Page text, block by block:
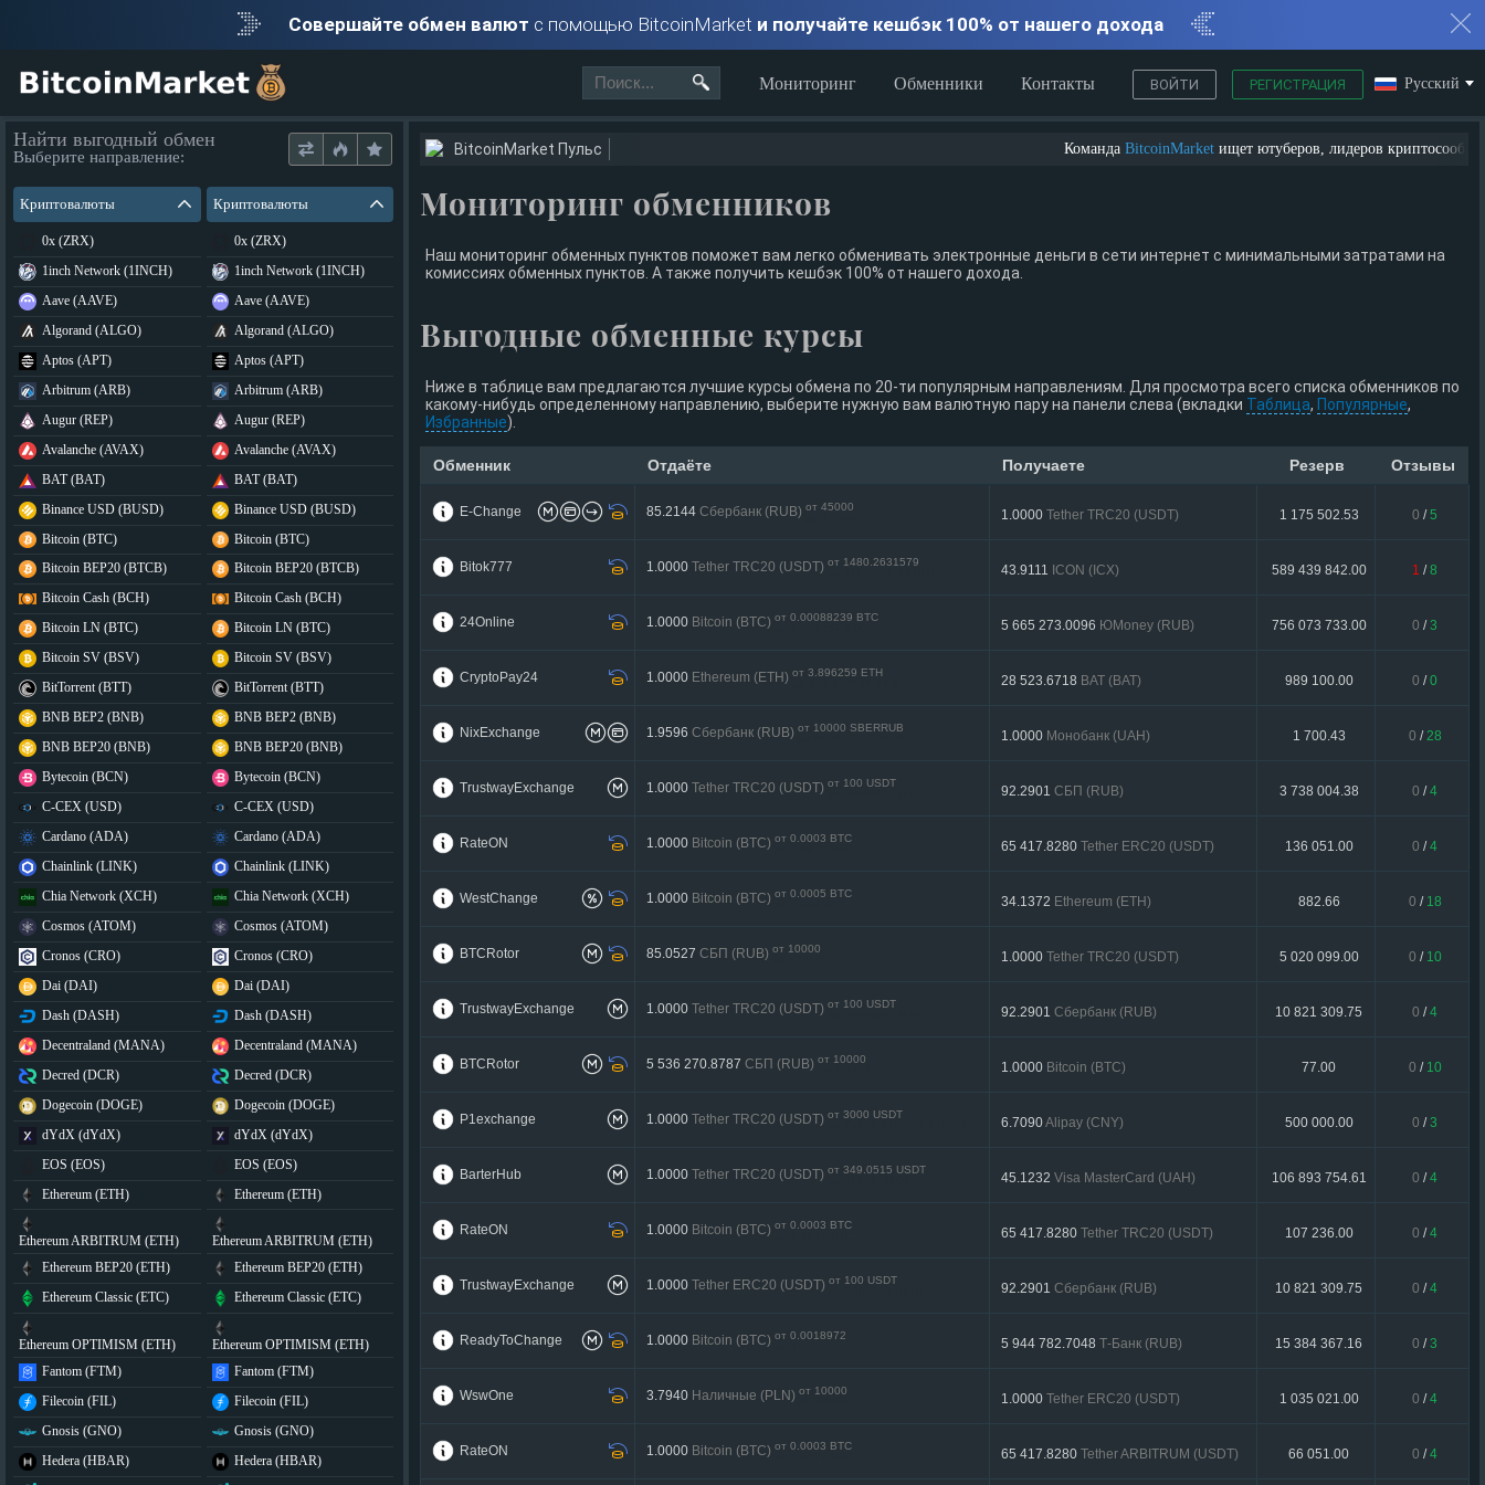
Совершайте обмен валют с помощью BitcoinMarket и получайте кешбэк 100% от нашего дохода
Русский
Мониторинг Обменники Контакты ВОЙТИ РЕГИСТРАЦИЯ
Найти выгодный обмен
Выберите направление:
Криптовалюты
0x (ZRX)
1inch Network (1INCH)
Aave (AAVE)
Algorand (ALGO)
Aptos (APT)
Arbitrum (ARB)
Augur (REP)
Avalanche (AVAX)
BAT (BAT)
Binance USD (BUSD)
Bitcoin (BTC)
Bitcoin BEP20 (BTCB)
Bitcoin Cash (BCH)
Bitcoin LN (BTC)
Bitcoin SV (BSV)
BitTorrent (BTT)
BNB BEP2 (BNB)
BNB BEP20 (BNB)
Bytecoin (BCN)
C-CEX (USD)
Cardano (ADA)
Chainlink (LINK)
Chia Network (XCH)
Cosmos (ATOM)
Cronos (CRO)
Dai (DAI)
Dash (DASH)
Decentraland (MANA)
Decred (DCR)
Dogecoin (DOGE)
dYdX (dYdX)
EOS (EOS)
Ethereum (ETH)
Ethereum ARBITRUM (ETH)
Ethereum BEP20 (ETH)
Ethereum Classic (ETC)
Ethereum OPTIMISM (ETH)
Fantom (FTM)
Filecoin (FIL)
Gnosis (GNO)
Hedera (HBAR)
Криптовалюты
0x (ZRX)
1inch Network (1INCH)
Aave (AAVE)
Algorand (ALGO)
Aptos (APT)
Arbitrum (ARB)
Augur (REP)
Avalanche (AVAX)
BAT (BAT)
Binance USD (BUSD)
Bitcoin (BTC)
Bitcoin BEP20 (BTCB)
Bitcoin Cash (BCH)
Bitcoin LN (BTC)
Bitcoin SV (BSV)
BitTorrent (BTT)
BNB BEP2 (BNB)
BNB BEP20 (BNB)
Bytecoin (BCN)
C-CEX (USD)
Cardano (ADA)
Chainlink (LINK)
Chia Network (XCH)
Cosmos (ATOM)
Cronos (CRO)
Dai (DAI)
Dash (DASH)
Decentraland (MANA)
Decred (DCR)
Dogecoin (DOGE)
dYdX (dYdX)
EOS (EOS)
Ethereum (ETH)
Ethereum ARBITRUM (ETH)
Ethereum BEP20 (ETH)
Ethereum Classic (ETC)
Ethereum OPTIMISM (ETH)
Fantom (FTM)
Filecoin (FIL)
Gnosis (GNO)
Hedera (HBAR)
BitcoinMarket Пульс КомандаBitcoinMarketищет ютуберов, лидеров
Мониторинг обменников
Наш мониторинг обменных пунктов поможет вам легко обменивать электронные деньги в сети интернет с минимальными затратами на
комиссиях обменных пунктов. А также получить кешбэк 100% от нашего дохода.
Выгодные обменные курсы
Ниже в таблице вам предлагаются лучшие курсы обмена по 20-ти популярным направлениям. Для просмотра всего списка обменников по
какому-нибудь определенному направлению, выберите нужную вам валютную пару на панели слева (вкладки Таблица, Популярные,
Избранные).
Обменник Отдаёте Получаете Резерв Отзывы
E-Change 85.2144 Сбербанк (RUB) от 45000
1.0000 Tether TRC20 (USDT) 1 175 502.53 0 /5
Bitok777 1.0000 Tether TRC20 (USDT) от 1480.2631579
43.9111 ICON (ICX) 589 439 842.00 1 /8
24Online 1.0000 Bitcoin (BTC) от 0.00088239 BTC
5 665 273.0096 ЮMoney (RUB) 756 073 733.00 0 /3
CryptoPay24 1.0000 Ethereum (ETH) от 3.896259 ETH
28 523.6718 BAT (BAT) 989 100.00 0 /0
NixExchange 1.9596 Сбербанк (RUB) от 10000 SBERRUB
1.0000 Монобанк (UAH) 1 700.43 0 /28
TrustwayExchange 1.0000 Tether TRC20 (USDT) от 100 USDT
92.2901 СБП (RUB) 3 738 004.38 0 /4
RateON 1.0000 Bitcoin (BTC) от 0.0003 BTC
65 417.8280 Tether ERC20 (USDT) 136 051.00 0 /4
WestChange 1.0000 Bitcoin (BTC) от 0.0005 BTC
34.1372 Ethereum (ETH) 882.66 0 / 18
BTCRotor 85.0527 СБП (RUB) от 10000
1.0000 Tether TRC20 (USDT) 5 020 099.00 0 / 10
TrustwayExchange 1.0000 Tether TRC20 (USDT) от 100 USDT
92.2901 Сбербанк (RUB) 10 821 309.75 0 /4
BTCRotor 5 536 270.8787 СБП (RUB) от 10000
1.0000 Bitcoin (BTC) 77.00 0 / 10
P1exchange 1.0000 Tether TRC20 (USDT) от 3000 USDT
6.7090Alipay (CNY) 500 000.00 0 /3
BarterHub 1.0000 Tether TRC20 (USDT) от 349.0515 USDT
45.1232 Visa MasterCard (UAH) 106 893 754.61 0 /4
RateON 1.0000 Bitcoin (BTC) от 0.0003 BTC
65 417.8280 Tether TRC20 (USDT) 107 236.00 0 /4
TrustwayExchange 1.0000 Tether ERC20 (USDT) от 100 USDT
92.2901 Сбербанк (RUB) 10 821 309.75 0 /4
ReadyToChange 1.0000 Bitcoin (BTC) от 0.0018972
5 944 782.7048 Т-Банк (RUB) 15 384 367.16 0 /3
WswOne 3.7940 Наличные (PLN) от 10000
1.0000 Tether ERC20 (USDT) 1 035 021.00 0 /4
RateON 1.0000 Bitcoin (BTC) от 0.0003 BTC
65 417.8280 Tether ARBITRUM (USDT) 66 051.00 0 /4